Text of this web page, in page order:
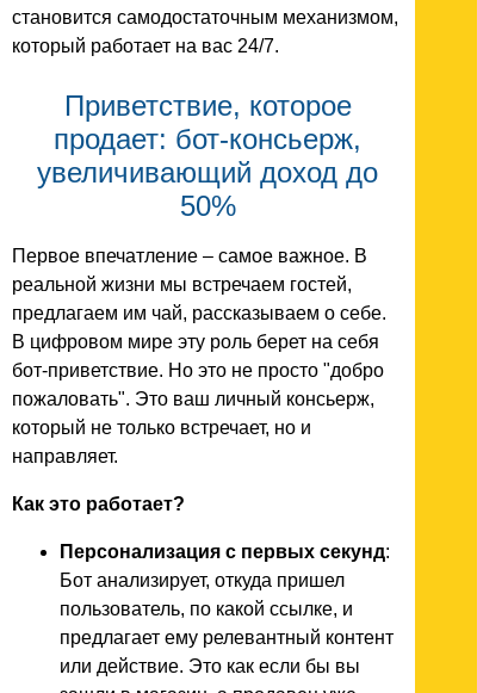
становится самодостаточным механизмом,
который работает на вас 24/7.
Приветствие, которое
продает: бот-консьерж,
увеличивающий доход до
50%
Первое впечатление – самое важное. В
реальной жизни мы встречаем гостей,
предлагаем им чай, рассказываем о себе.
В цифровом мире эту роль берет на себя
бот-приветствие. Но это не просто "добро
пожаловать". Это ваш личный консьерж,
который не только встречает, но и
направляет.
Как это работает?
Персонализация с первых секунд:
Бот анализирует, откуда пришел
пользователь, по какой ссылке, и
предлагает ему релевантный контент
или действие. Это как если бы вы